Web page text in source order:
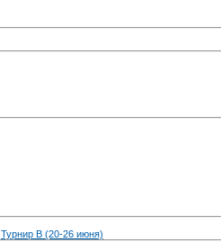
Турнир B (20-26 июня)